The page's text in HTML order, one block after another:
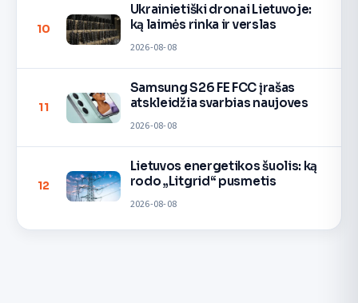
10
Ukrainietiški dronai Lietuvoje:
ką laimės rinka ir verslas
2026-08-08
11
Samsung S26 FE FCC įrašas
atskleidžia svarbias naujoves
2026-08-08
12
Lietuvos energetikos šuolis: ką
rodo „Litgrid“ pusmetis
2026-08-08